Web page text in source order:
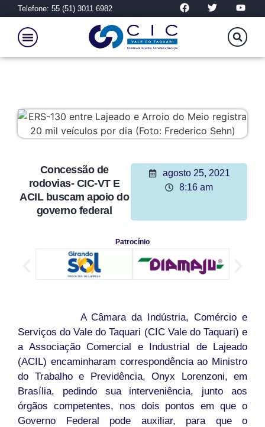
Telefone: 55 (51) 3011 6982
Concessão de
rodovias- CIC-VT E
ACIL buscam apoio do
governo federal
agosto 25, 2021
8:16 am
Patrocínio
A Câmara da Indústria, Comércio e
Serviços do Vale do Taquari (CIC Vale do Taquari) e
a Associação Comercial e Industrial de Lajeado
(ACIL) encaminharam correspondência ao Ministro
do Trabalho e Previdência, Onyx Lorenzoni, em
Brasília, pedindo sua interveniência, junto aos
órgãos competentes, nos dois pontos em que o
Governo Federal pode auxiliar, para que o